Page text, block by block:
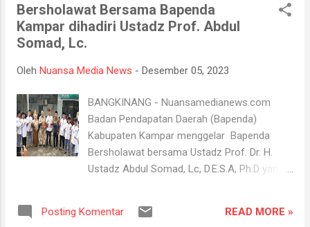
dukungan penuh atas upaya yang dilakukan
oleh pihak Pemerintah Desa dalam membina
langsung oleh Camat Kampar Kiri Hilir
dan Ketua TP PKK Desa Sungai Petai Nur
Afni Ariani, Pj Ketua TP PKK Kabupaten
Kampar tampak diperkenalkan dengan Tepian
telah menjadi Icon desa ini. Dan
juga merupakan Desa Digital di Kabupaten
Bersholawat Bersama Bapenda
Kampar dihadiri Ustadz Prof. Abdul
Somad, Lc.
Oleh Nuansa Media News - Desember 05, 2023
BANGKINANG - Nuansamedianews.com
Badan Pendapatan Daerah (Bapenda)
Kabupaten Kampar menggelar Bapenda
Bersholawat bersama Ustadz Prof. Dr. H.
Ustadz Abdul Somad, Lc, D.E.S.A, Ph.D yang
Bapenda Bersholawat ini mengangkat tema
Posting Komentar READ MORE »